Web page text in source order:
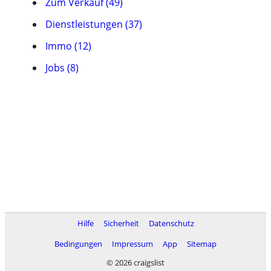
Dienstleistungen (37)
Immo (12)
Jobs (8)
Hilfe Sicherheit
Datenschutz
Bedingungen
Impressum App
Sitemap
© 2026 craigslist